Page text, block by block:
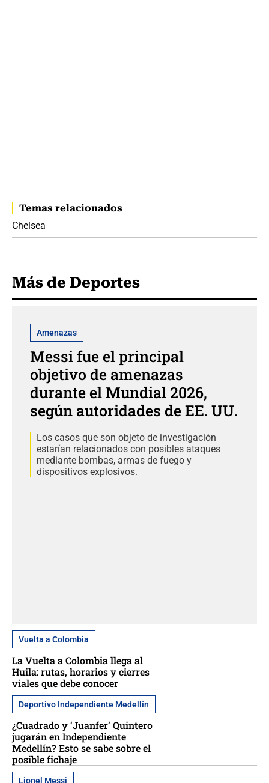
Temas relacionados
Chelsea
Más de Deportes
Amenazas
Messi fue el principal
objetivo de amenazas
durante el Mundial 2026,
según autoridades de EE. UU.
Los casos que son objeto de investigación
estarían relacionados con posibles ataques
mediante bombas, armas de fuego y
dispositivos explosivos.
Vuelta a Colombia
La Vuelta a Colombia llega al
Huila: rutas, horarios y cierres
viales que debe conocer
Deportivo Independiente Medellín
¿Cuadrado y ‘Juanfer’ Quintero
jugarán en Independiente
Medellín? Esto se sabe sobre el
posible fichaje
Lionel Messi